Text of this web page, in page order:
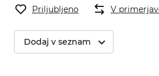
Priljubljeno V
Dodaj v seznam